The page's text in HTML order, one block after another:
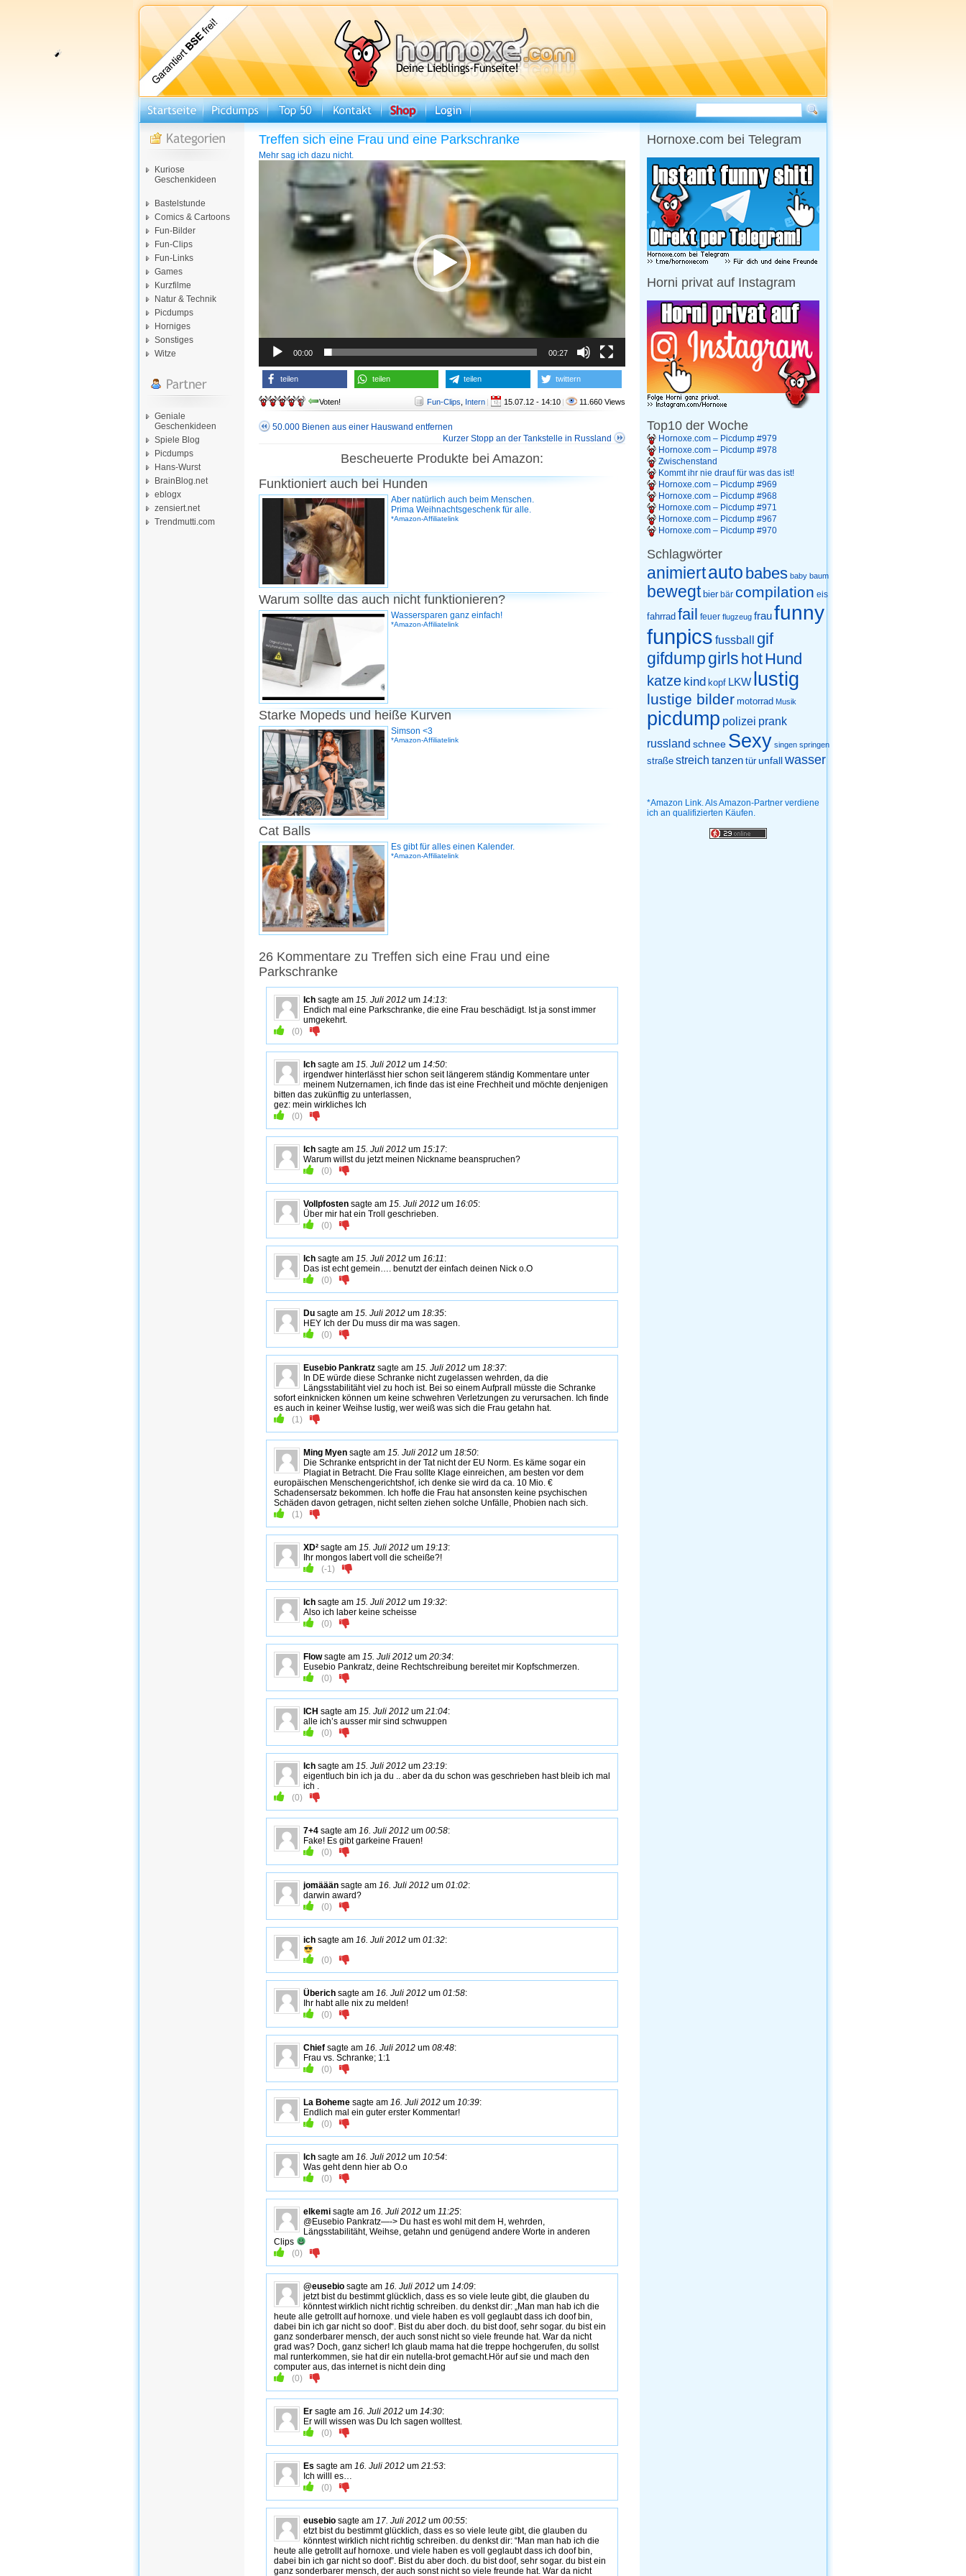
Kuriose
Geschenkideen
Bastelstunde
Comics & Cartoons
Fun-Bilder
Fun-Clips
Fun-Links
Games
Kurzfilme
Natur & Technik
Picdumps
Horniges
Sonstiges
Witze
Geniale
Geschenkideen
Spiele Blog
Picdumps
Hans-Wurst
BrainBlog.net
eblogx
zensiert.net
Trendmutti.com
Treffen sich eine Frau und eine Parkschranke
Mehr sag ich dazu nicht.
00:00 00:27
teilen teilen teilen twittern
Voten! Fun-Clips Intern | 15.07.12 - 14:10 | 11.660 Views
50.000 Bienen aus einer Hauswand entfernen
Kurzer Stopp an der Tankstelle in Russland
Bescheuerte Produkte bei Amazon:
Funktioniert auch bei Hunden
Aber natürlich auch beim Menschen.
Prima Weihnachtsgeschenk für alle.
*Amazon-Affiliatelink
Warum sollte das auch nicht funktionieren?
Wassersparen ganz einfach!
*Amazon-Affiliatelink
Starke Mopeds und heiße Kurven
Simson <3
*Amazon-Affiliatelink
Cat Balls
Es gibt für alles einen Kalender.
*Amazon-Affiliatelink
26 Kommentare zu Treffen sich eine Frau und eine
Parkschranke
Ich sagte am 15. Juli 2012 um 14:13:
Endich mal eine Parkschranke, die eine Frau beschädigt. Ist ja sonst immer
umgekehrt.
(0)
Ich sagte am 15. Juli 2012 um 14:50:
irgendwer hinterlässt hier schon seit längerem ständig Kommentare unter
meinem Nutzernamen, ich finde das ist eine Frechheit und möchte denjenigen
bitten das zukünftig zu unterlassen,
gez: mein wirkliches Ich
(0)
Ich sagte am 15. Juli 2012 um 15:17:
Warum willst du jetzt meinen Nickname beanspruchen?
(0)
Vollpfosten sagte am 15. Juli 2012 um 16:05:
Über mir hat ein Troll geschrieben.
(0)
Ich sagte am 15. Juli 2012 um 16:11:
Das ist echt gemein…. benutzt der einfach deinen Nick o.O
(0)
Du sagte am 15. Juli 2012 um 18:35:
HEY Ich der Du muss dir ma was sagen.
(0)
Eusebio Pankratz sagte am 15. Juli 2012 um 18:37:
In DE würde diese Schranke nicht zugelassen wehrden, da die
Längsstabilitäht viel zu hoch ist. Bei so einem Aufprall müsste die Schranke
sofort einknicken können um keine schwehren Verletzungen zu verursachen. Ich finde
es auch in keiner Weihse lustig, wer weiß was sich die Frau getahn hat.
(1)
Ming Myen sagte am 15. Juli 2012 um 18:50:
Die Schranke entspricht in der Tat nicht der EU Norm. Es käme sogar ein
Plagiat in Betracht. Die Frau sollte Klage einreichen, am besten vor dem
europäischen Menschengerichtshof, ich denke sie wird da ca. 10 Mio. €
Schadensersatz bekommen. Ich hoffe die Frau hat ansonsten keine psychischen
Schäden davon getragen, nicht selten ziehen solche Unfälle, Phobien nach sich.
(1)
XD² sagte am 15. Juli 2012 um 19:13:
Ihr mongos labert voll die scheiße?!
(-1)
Ich sagte am 15. Juli 2012 um 19:32:
Also ich laber keine scheisse
(0)
Flowsagte am 15. Juli 2012 um 20:34:
Eusebio Pankratz, deine Rechtschreibung bereitet mir Kopfschmerzen.
(0)
ICH sagte am 15. Juli 2012 um 21:04:
alle ich’s ausser mir sind schwuppen
(0)
Ich sagte am 15. Juli 2012 um 23:19:
eigentluch bin ich ja du .. aber da du schon was geschrieben hast bleib ich mal
ich .
(0)
7+4 sagte am 16. Juli 2012 um 00:58:
Fake! Es gibt garkeine Frauen!
(0)
jomäään sagte am 16. Juli 2012 um 01:02:
darwin award?
(0)
ich sagte am 16. Juli 2012 um 01:32:
(0)
Überich sagte am 16. Juli 2012 um 01:58:
Ihr habt alle nix zu melden!
(0)
Chief sagte am 16. Juli 2012 um 08:48:
Frau vs. Schranke; 1:1
(0)
La Boheme sagte am 16. Juli 2012 um 10:39:
Endlich mal ein guter erster Kommentar!
(0)
Ich sagte am 16. Juli 2012 um 10:54:
Was geht denn hier ab O.o
(0)
elkemi sagte am 16. Juli 2012 um 11:25:
@Eusebio Pankratz—-> Du hast es wohl mit dem H, wehrden,
Längsstabilitäht, Weihse, getahn und genügend andere Worte in anderen
Clips
(0)
@eusebio sagte am 16. Juli 2012 um 14:09:
jetzt bist du bestimmt glücklich, dass es so viele leute gibt, die glauben du
könntest wirklich nicht richtig schreiben. du denkst dir: „Man man hab ich die
heute alle getrollt auf hornoxe. und viele haben es voll geglaubt dass ich doof bin,
dabei bin ich gar nicht so doof“. Bist du aber doch. du bist doof, sehr sogar. du bist ein
ganz sonderbarer mensch, der auch sonst nicht so viele freunde hat. War da nicht
grad was? Doch, ganz sicher! Ich glaub mama hat die treppe hochgerufen, du sollst
mal runterkommen, sie hat dir ein nutella-brot gemacht.Hör auf sie und mach den
computer aus, das internet is nicht dein ding
(0)
Er sagte am 16. Juli 2012 um 14:30:
Er will wissen was Du Ich sagen wolltest.
(0)
Es sagte am 16. Juli 2012 um 21:53:
Ich willl es…
(0)
eusebio sagte am 17. Juli 2012 um 00:55:
etzt bist du bestimmt glücklich, dass es so viele leute gibt, die glauben du
könntest wirklich nicht richtig schreiben. du denkst dir: “Man man hab ich die
heute alle getrollt auf hornoxe. und viele haben es voll geglaubt dass ich doof bin,
dabei bin ich gar nicht so doof”. Bist du aber doch. du bist doof, sehr sogar. du bist ein
ganz sonderbarer mensch, der auch sonst nicht so viele freunde hat. War da nicht
Hornoxe.com bei Telegram
Horni privat auf Instagram
Top10 der Woche
Hornoxe.com – Picdump #979
Hornoxe.com – Picdump #978
Zwischenstand
Kommt ihr nie drauf für was das ist!
Hornoxe.com – Picdump #969
Hornoxe.com – Picdump #968
Hornoxe.com – Picdump #971
Hornoxe.com – Picdump #967
Hornoxe.com – Picdump #970
Schlagwörter
animiertauto babes baby baum
bewegt bier bär compilation eis
fahrrad fail feuer flugzeug fraufunny
funpics fussball gif
gifdump girls hotHund
katze kind kopf LKW lustig
lustige bilder motorrad Musik
picdump polizei prank
russland schnee Sexy singen springen
straße streich tanzen tür unfallwasser
*Amazon Link. Als Amazon-Partner verdiene
ich an qualifizierten Käufen.